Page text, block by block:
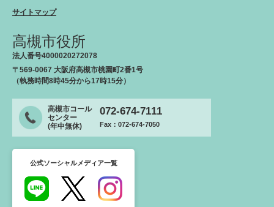
サイトマップ
高槻市役所
法人番号4000020272078
〒569-0067 大阪府高槻市桃園町2番1号
（執務時間8時45分から17時15分）
高槻市コール
センター
(年中無休)
072-674-7111
Fax：072-674-7050
公式ソーシャルメディア一覧